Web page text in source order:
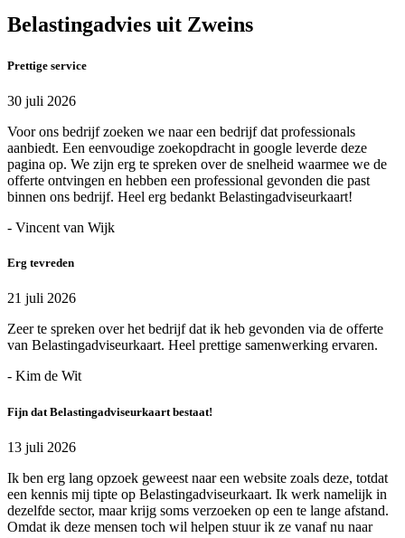
Belastingadvies uit Zweins
Prettige service
30 juli 2026
Voor ons bedrijf zoeken we naar een bedrijf dat professionals
aanbiedt. Een eenvoudige zoekopdracht in google leverde deze
pagina op. We zijn erg te spreken over de snelheid waarmee we de
offerte ontvingen en hebben een professional gevonden die past
binnen ons bedrijf. Heel erg bedankt Belastingadviseurkaart!
- Vincent van Wijk
Erg tevreden
21 juli 2026
Zeer te spreken over het bedrijf dat ik heb gevonden via de offerte
van Belastingadviseurkaart. Heel prettige samenwerking ervaren.
- Kim de Wit
Fijn dat Belastingadviseurkaart bestaat!
13 juli 2026
Ik ben erg lang opzoek geweest naar een website zoals deze, totdat
een kennis mij tipte op Belastingadviseurkaart. Ik werk namelijk in
dezelfde sector, maar krijg soms verzoeken op een te lange afstand.
Omdat ik deze mensen toch wil helpen stuur ik ze vanaf nu naar